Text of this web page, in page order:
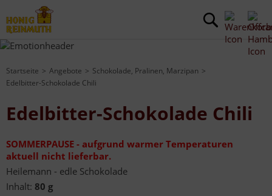
Startseite Angebote
Schokolade, Pralinen, Marzipan
Edelbitter-Schokolade Chili
Edelbitter-Schokolade Chili
SOMMERPAUSE - aufgrund warmer Temperaturen
aktuell nicht lieferbar.
Heilemann - edle Schokolade
Inhalt: 80 g